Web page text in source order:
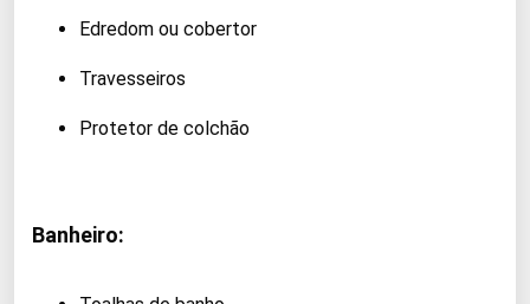
Edredom ou cobertor
Travesseiros
Protetor de colchão
Banheiro: